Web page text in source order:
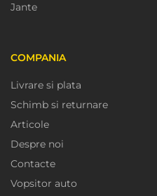
Jante
COMPANIA
Livrare si plata
Schimb si returnare
Articole
Despre noi
Contacte
Vopsitor auto